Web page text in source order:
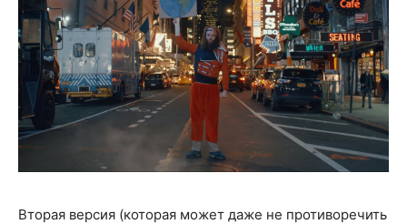
Вторая версия (которая может даже не противоречить